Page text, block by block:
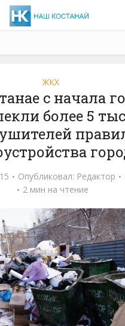
ЖКХ
с начала
более 5
Опубликовал: Редактор
2 мин на чтение